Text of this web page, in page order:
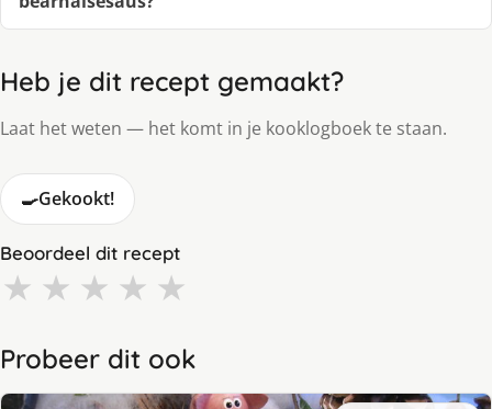
Heb je dit recept gemaakt?
Laat het weten — het komt in je kooklogboek te staan.
🍳Gekookt!
Beoordeel dit recept
★ ★ ★ ★ ★
Probeer dit ook